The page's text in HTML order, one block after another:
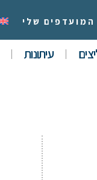
המועדפים שלי
עיתונות